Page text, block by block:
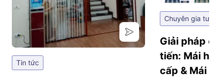
Tin tức
Chuyên gia tư
Giải pháp
tiến: Mái
cấp & Mái